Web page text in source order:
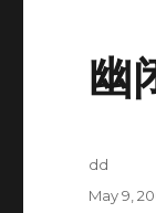
幽
Author
dd
Posted
May 9,